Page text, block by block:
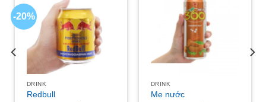
-20%
DRINK
Redbull
DRINK
Me nước